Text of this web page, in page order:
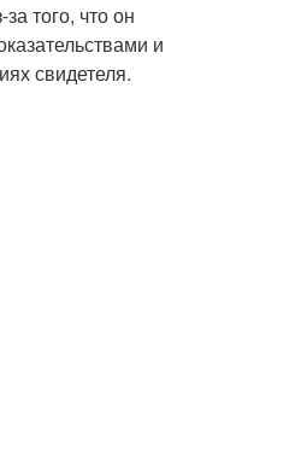
того, что он
и
свидетеля.